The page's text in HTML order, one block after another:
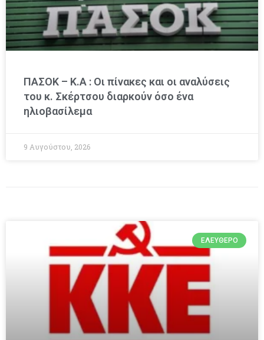
ΠΑΣΟΚ – Κ.Α : Οι πίνακες και οι αναλύσεις
του κ. Σκέρτσου διαρκούν όσο ένα
ηλιοβασίλεμα
9 Αυγούστου, 2026
ΕΛΕΎΘΕΡΟ